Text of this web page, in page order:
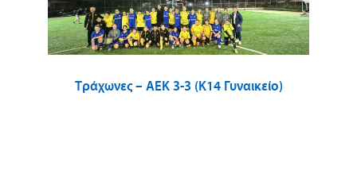
Τράχωνες – ΑΕΚ 3-3 (Κ14 Γυναικείο)